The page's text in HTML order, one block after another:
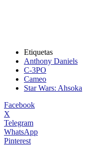
Etiquetas
Anthony Daniels
C-3PO
Cameo
Star Wars: Ahsoka
Facebook
X
Telegram
WhatsApp
Pinterest